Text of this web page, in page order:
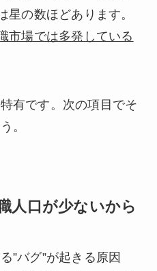
星の数ほどあります。
市場では多発している
有です。次の項目でそ
。
人口が少ないから
”バグ”が起きる原因